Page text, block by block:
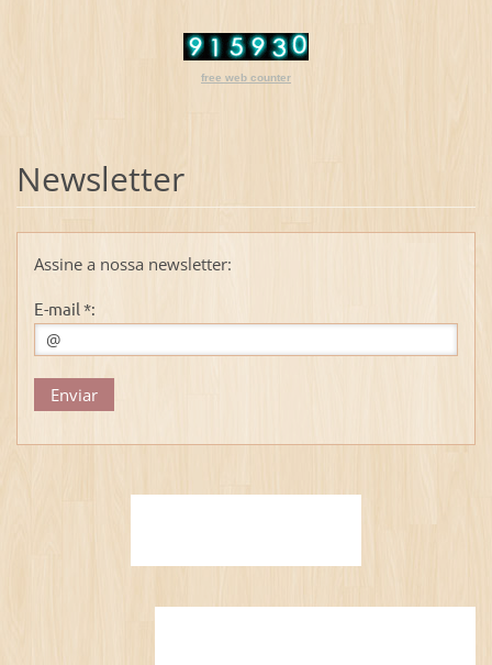
free web counter
Newsletter
Assine a nossa newsletter:
E-mail *: